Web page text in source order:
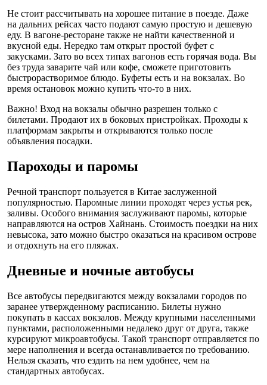
Не стоит рассчитывать на хорошее питание в поезде. Даже
на дальних рейсах часто подают самую простую и дешевую
еду. В вагоне-ресторане также не найти качественной и
вкусной еды. Нередко там открыт простой буфет с
закусками. Зато во всех типах вагонов есть горячая вода. Вы
без труда заварите чай или кофе, сможете приготовить
быстрорастворимое блюдо. Буфеты есть и на вокзалах. Во
время остановок можно купить что-то в них.
Важно! Вход на вокзалы обычно разрешен только с
билетами. Продают их в боковых пристройках. Проходы к
платформам закрыты и открываются только после
объявления посадки.
Пароходы и паромы
Речной транспорт пользуется в Китае заслуженной
популярностью. Паромные линии проходят через устья рек,
заливы. Особого внимания заслуживают паромы, которые
направляются на остров Хайнань. Стоимость поездки на них
невысока, зато можно быстро оказаться на красивом острове
и отдохнуть на его пляжах.
Дневные и ночные автобусы
Все автобусы передвигаются между вокзалами городов по
заранее утвержденному расписанию. Билеты нужно
покупать в кассах вокзалов. Между крупными населенными
пунктами, расположенными недалеко друг от друга, также
курсируют микроавтобусы. Такой транспорт отправляется по
мере наполнения и всегда останавливается по требованию.
Нельзя сказать, что ездить на нем удобнее, чем на
стандартных автобусах.